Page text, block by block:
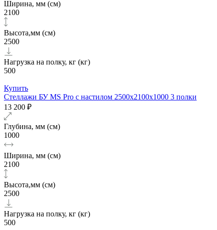
Ширина, мм (см)
2100
Высота,мм (см)
2500
Нагрузка на полку, кг (кг)
500
Купить
Стеллажи БУ MS Pro с настилом 2500x2100x1000 3 полки
13 200 ₽
Глубина, мм (см)
1000
Ширина, мм (см)
2100
Высота,мм (см)
2500
Нагрузка на полку, кг (кг)
500